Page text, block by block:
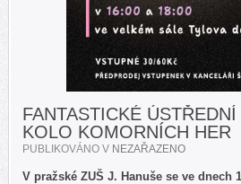
FANTASTICKÉ ÚSTŘEDNÍ
KOLO KOMORNÍCH HER
PUBLIKOVÁNO V NEZAŘAZENO
V pražské ZUŠ J. Hanuše se ve dnech